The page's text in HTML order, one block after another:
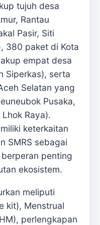
tujuh desa
Rantau
Pasir, Siti
380 paket di Kota
empat desa
Siperkas), serta
Selatan yang
Pusaka,
Raya).
keterkaitan
SMRS sebagai
penting
ekosistem.
meliputi
kit), Menstrual
perlengkapan